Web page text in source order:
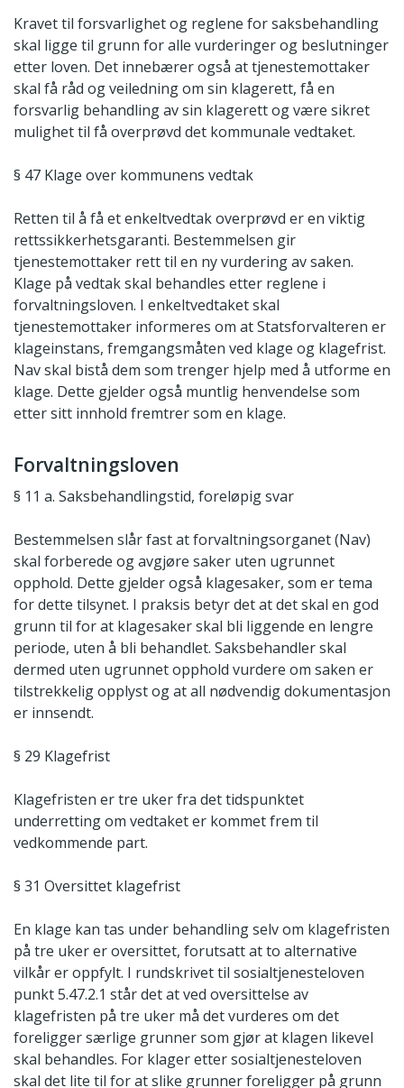
Kravet til forsvarlighet og reglene for saksbehandling
skal ligge til grunn for alle vurderinger og beslutninger
etter loven. Det innebærer også at tjenestemottaker
skal få råd og veiledning om sin klagerett, få en
forsvarlig behandling av sin klagerett og være sikret
mulighet til få overprøvd det kommunale vedtaket.
§ 47 Klage over kommunens vedtak
Retten til å få et enkeltvedtak overprøvd er en viktig
rettssikkerhetsgaranti. Bestemmelsen gir
tjenestemottaker rett til en ny vurdering av saken.
Klage på vedtak skal behandles etter reglene i
forvaltningsloven. I enkeltvedtaket skal
tjenestemottaker informeres om at Statsforvalteren er
klageinstans, fremgangsmåten ved klage og klagefrist.
Nav skal bistå dem som trenger hjelp med å utforme en
klage. Dette gjelder også muntlig henvendelse som
etter sitt innhold fremtrer som en klage.
Forvaltningsloven
§ 11 a. Saksbehandlingstid, foreløpig svar
Bestemmelsen slår fast at forvaltningsorganet (Nav)
skal forberede og avgjøre saker uten ugrunnet
opphold. Dette gjelder også klagesaker, som er tema
for dette tilsynet. I praksis betyr det at det skal en god
grunn til for at klagesaker skal bli liggende en lengre
periode, uten å bli behandlet. Saksbehandler skal
dermed uten ugrunnet opphold vurdere om saken er
tilstrekkelig opplyst og at all nødvendig dokumentasjon
er innsendt.
§ 29 Klagefrist
Klagefristen er tre uker fra det tidspunktet
underretting om vedtaket er kommet frem til
vedkommende part.
§ 31 Oversittet klagefrist
En klage kan tas under behandling selv om klagefristen
på tre uker er oversittet, forutsatt at to alternative
vilkår er oppfylt. I rundskrivet til sosialtjenesteloven
punkt 5.47.2.1 står det at ved oversittelse av
klagefristen på tre uker må det vurderes om det
foreligger særlige grunner som gjør at klagen likevel
skal behandles. For klager etter sosialtjenesteloven
skal det lite til for at slike grunner foreligger på grunn